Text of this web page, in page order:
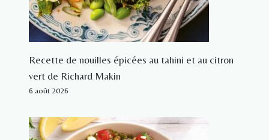
Recette de nouilles épicées au tahini et au citron
vert de Richard Makin
6 août 2026